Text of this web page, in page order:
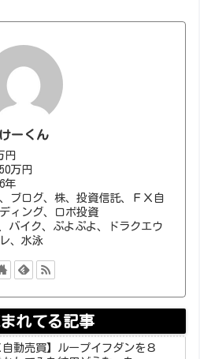
けーくん
円
万円
年
ブログ、株、投資信託、ＦＸ自
ィング、ロボ投資
バイク、ぷよぷよ、ドラクエウ
、水泳
れてる記事
自動売買】ループイフダンを８